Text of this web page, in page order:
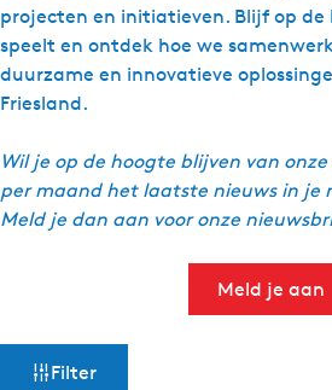
projecten en initiatieven. Blijf op
speelt en ontdek hoe we
duurzame en innovatieve
Friesland.
Wil je op de hoogte blijven van
per maand het laatste nieuws in je
Meld je dan aan voor onze
Meld je aan
Filter